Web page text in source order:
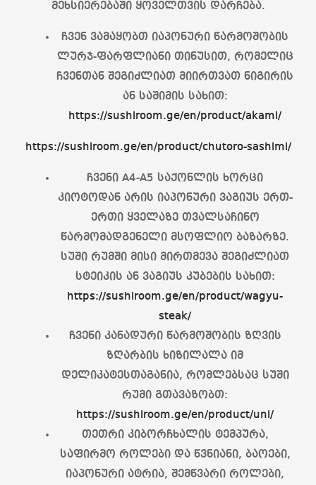
მეხსიერებაში ყოველთვის დარჩება.
ჩვენ ვამაყობთ იაპონური წარმოშობის
ლურჯ-ფარფლიანი თინუსით, რომელიც
ჩვენთან შეგიძლიათ მიირთვათ ნიგირის
ან საშიმის სახით:
https://sushiroom.ge/en/product/akami/
https://sushiroom.ge/en/product/chutoro-sashimi/
ჩვენი A4-A5 საქონლის ხორცი
კიოტოდან არის იაპონური ვაგიუს ერთ-
ერთი ყველაზე თვალსაჩინო
წარმომადგენელი მსოფლიო ბაზარზე.
სუში რუმში მისი მირთმევა შეგიძლიათ
სტეიკის ან ვაგიუს კუბების სახით:
https://sushiroom.ge/en/product/wagyu-
steak/
ჩვენი კანადური წარმოშობის ზღვის
ზღარბის ხიზილალა იმ
დელიკატესთაგანია, რომლებსაც სუში
რუმი გთავაზობთ:
https://sushiroom.ge/en/product/uni/
თეთრი კიბორჩხალის ტემპურა,
საფირმო როლები და წვნიანი, ბაოები,
იაპონური ატრია, შემწვარი როლები,